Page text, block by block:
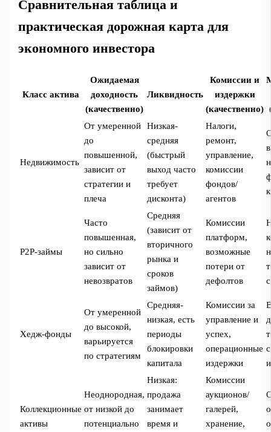
Сравнительная таблица и
практическая дорожная карта для
экономного инвестора
Класс актива
Ожидаемая
доходность
(качественно)
Ликвидность
Комиссии и
издержки
(качественно)
Недвижимость
От умеренной
до
повышенной,
зависит от
стратегии и
плеча
Низкая-
средняя
(быстрый
выход часто
требует
дисконта)
Налоги,
ремонт,
управление,
комиссии
фондов/
агентов
P2P‑займы
Часто
повышенная,
но сильно
зависит от
невозвратов
Средняя
(зависит от
вторичного
рынка и
сроков
займов)
Комиссии
платформ,
возможные
потери от
дефолтов
Хедж‑фонды
От умеренной
до высокой,
варьируется
по стратегиям
Средняя-
низкая, есть
периоды
блокировки
капитала
Комиссии за
управление и
успех,
операционные
издержки
Коллекционные
активы
Неоднородная,
от низкой до
потенциально
Низкая:
продажа
занимает
время и
Комиссии
аукционов/
галерей,
хранение,